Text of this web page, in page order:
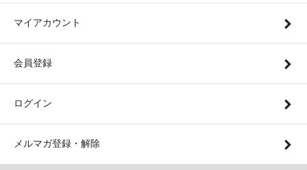
マイアカウント
会員登録
ログイン
メルマガ登録・解除